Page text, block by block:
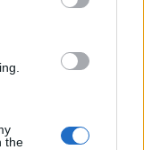
the